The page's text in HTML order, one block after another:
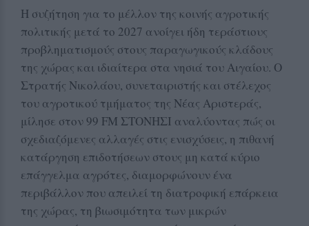
Η συζήτηση για το μέλλον της κοινής αγροτικής
πολιτικής μετά το 2027 ανοίγει ήδη τεράστιους
προβληματισμούς στους παραγωγικούς κλάδους
της χώρας και ιδιαίτερα στα νησιά του Αιγαίου. Ο
Στρατής Νικολάου, συνεταιριστής και στέλεχος
του αγροτικού τμήματος της Νέας Αριστεράς,
μίλησε στον 99 FM ΣΤΟΝΗΣΙ αναλύοντας πώς οι
σχεδιαζόμενες αλλαγές στις ενισχύσεις, η πιθανή
κατάργηση επιδοτήσεων στους μη κατά κύριο
επάγγελμα αγρότες, διαμορφώνουν ένα
περιβάλλον που απειλεί τη διατροφική επάρκεια
της χώρας, τη βιωσιμότητα των μικρών